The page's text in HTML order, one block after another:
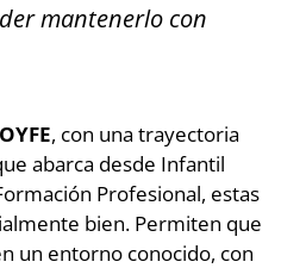
mantenerlo con
, con una trayectoria
abarca desde Infantil
Profesional, estas
bien. Permiten que
un entorno conocido, con